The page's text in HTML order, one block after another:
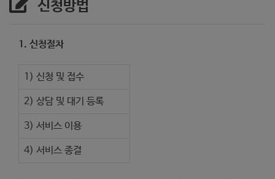
신청방법
1. 신청절차
1) 신청 및 접수
2) 상담 및 대기 등록
3) 서비스 이용
4) 서비스 종결